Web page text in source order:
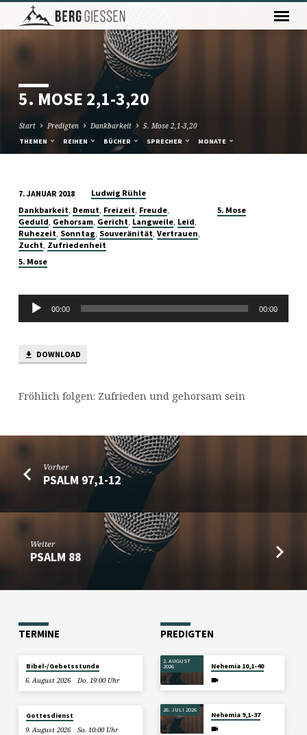
5. MOSE 2,1-3,20
Start Predigten Dankbarkeit 5. Mose 2,1-3,20
THEMEN REIHEN BÜCHER SPRECHER MONATE
5.
MOSE
2,1-
3,20
7. JANUAR 2018
Ludwig Rühle
Dankbarkeit, Demut, Freizeit, Freude,
Geduld, Gehorsam, Gericht, Langweile, Leid,
Ruhezeit, Sonntag, Souveränität, Vertrauen,
Zucht, Zufriedenheit
5. Mose
5. Mose
Audio-
Player
00:00 00:00
DOWNLOAD
Fröhlich folgen: Zufrieden und gehorsam sein
Vorher
PSALM 97,1-12
Weiter
PSALM 88
TERMINE
Bibel-/Gebetsstunde
6. August 2026
Do. 19:00 Uhr
Gottesdienst
9. August 2026
So. 10:00 Uhr
PREDIGTEN
2. AUGUST
2026 Nehemia 10,1-40
26. JULI 2026
Nehemia 9,1-37